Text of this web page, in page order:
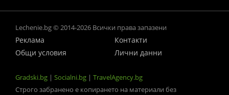
Lechenie.bg © 2014-2026 Всички права запазени
Реклама
Контакти
Общи условия
Лични данни
Gradski.bg | Socialni.bg | TravelAgency.bg
Строго забранено е копирането на материали без